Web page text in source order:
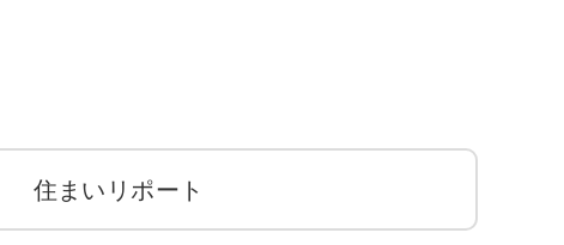
住まいリポート